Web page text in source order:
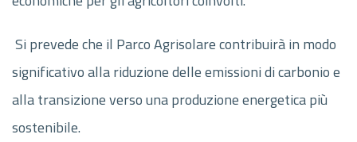
Si prevede che il Parco Agrisolare contribuirà in modo
significativo alla riduzione delle emissioni di carbonio e
alla transizione verso una produzione energetica più
sostenibile.